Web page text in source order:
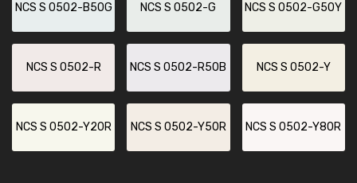
NCS S 0502-B50G NCS S 0502-G NCS S 0502-G50Y
NCS S 0502-R NCS S 0502-R50B NCS S 0502-Y
NCS S 0502-Y20R NCS S 0502-Y50R NCS S 0502-Y80R